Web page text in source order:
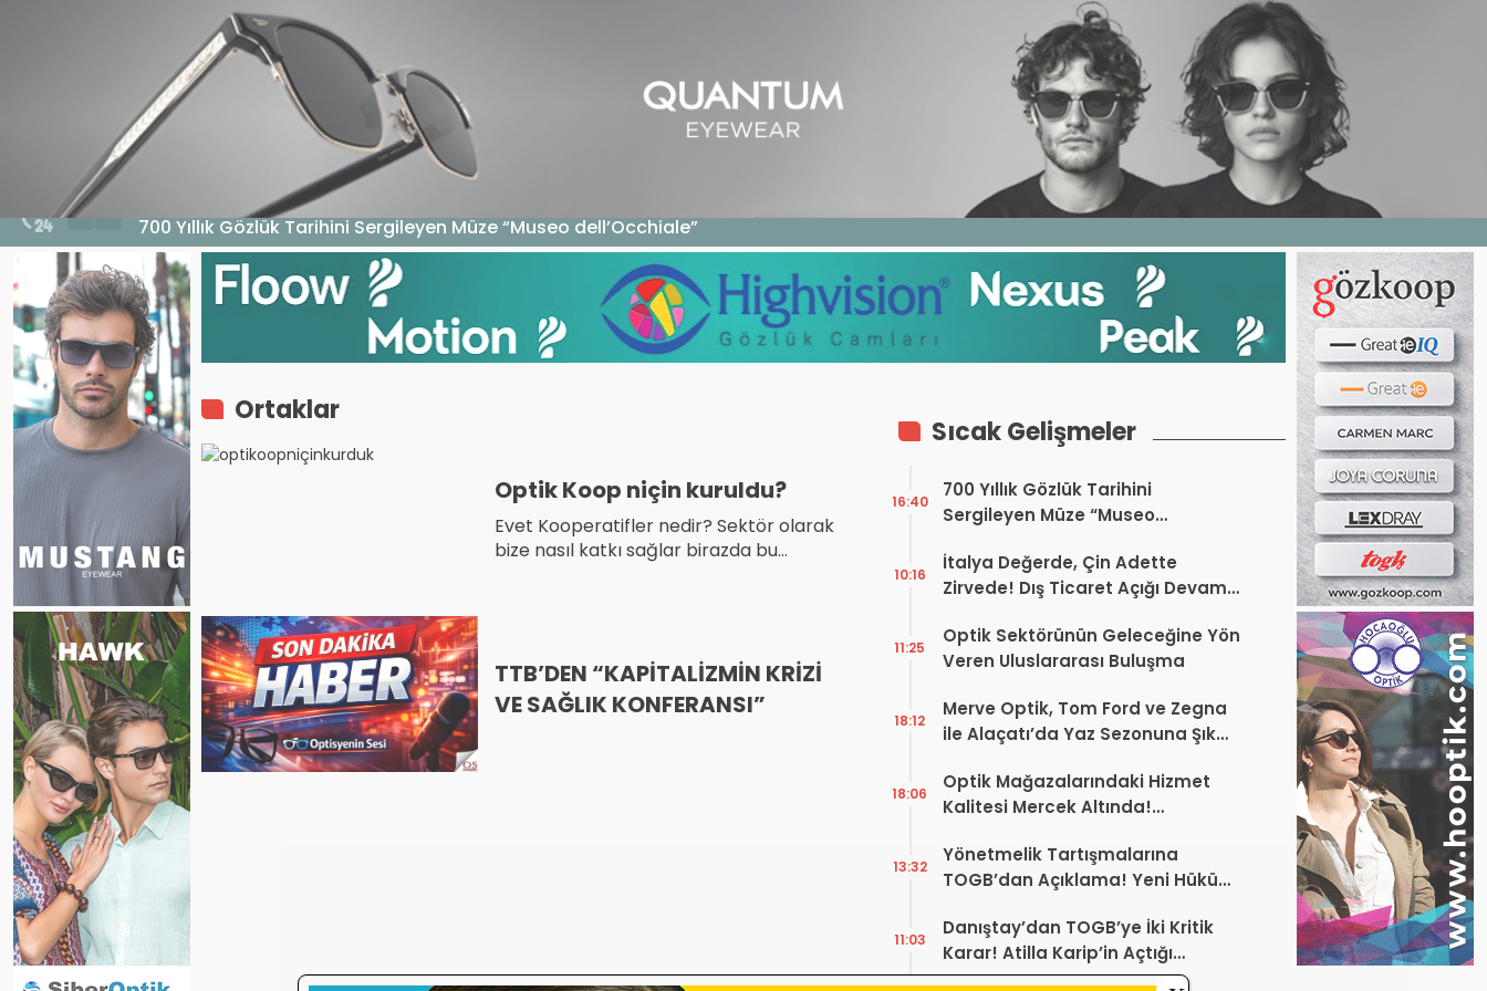
EKONOMI MAGAZIN E DERGI WEB TV BIZE YAZIN
7 Ağustos 2026 - 16:40
700 Yıllık Gözlük Tarihini Sergileyen Müze “Museo dell’Occhiale”
Ortaklar
Optik Koop niçin kuruldu?
Evet Kooperatifler nedir? Sektör olarak
bize nasıl katkı sağlar birazda bu
TTB’DEN “KAPİTALİZMİN KRİZİ
VE SAĞLIK KONFERANSI”
Sıcak Gelişmeler
700 Yıllık Gözlük Tarihini
Sergileyen Müze “Museo
16:40
İtalya Değerde, Çin Adette
Zirvede! Dış Ticaret Açığı Devam
10:16
Optik Sektörünün Geleceğine Yön
Veren Uluslararası Buluşma
11:25
Merve Optik, Tom Ford ve Zegna
ile Alaçatı’da Yaz Sezonuna Şık
18:12
Optik Mağazalarındaki Hizmet
Kalitesi Mercek Altında!
Şekillendirebilir
18:06
Yönetmelik Tartışmalarına
TOGB’dan Açıklama! Yeni Hüküm
13:32
Danıştay’dan TOGB’ye İki Kritik
Karar! Atilla Karip’in Açtığı
Davalarda Yürütmeyi Durdurma
11:03